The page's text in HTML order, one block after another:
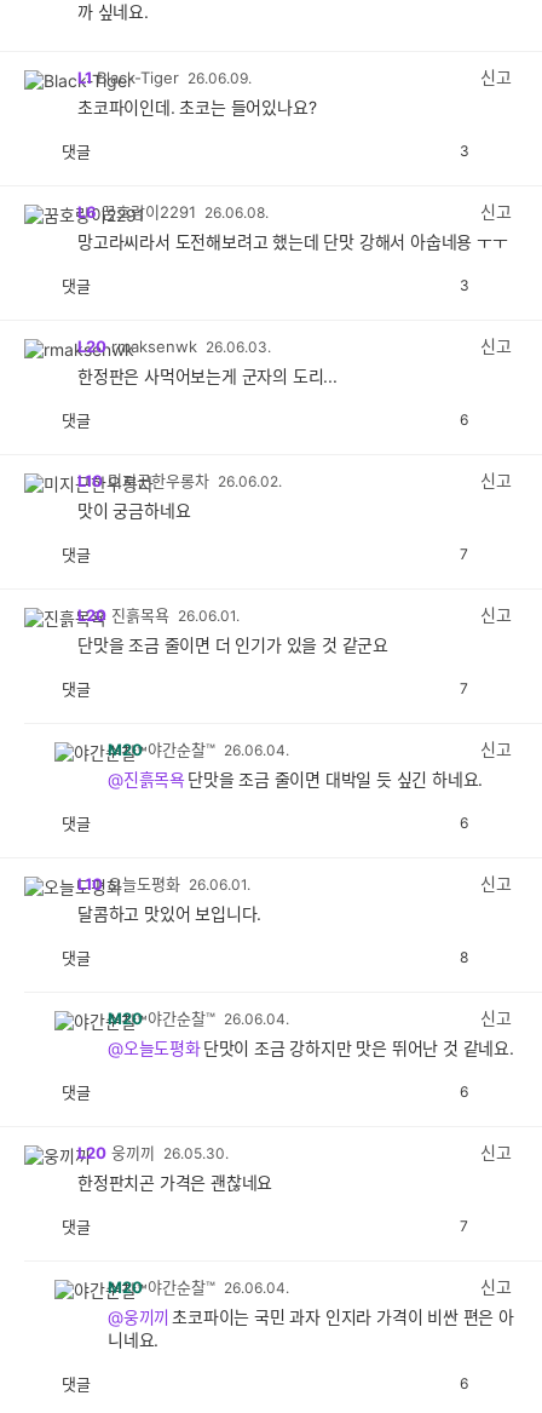
까 싶네요.
L1 Black-Tiger 26.06.09.
신고
초코파이인데. 초코는 들어있나요?
댓글 3
L6 꿈호랑이2291 26.06.08.
신고
망고라씨라서 도전해보려고 했는데 단맛 강해서 아숩네용 ㅜㅜ
댓글 3
L20 rmaksenwk 26.06.03.
신고
한정판은 사먹어보는게 군자의 도리...
댓글 6
L10 미지근한우롱차 26.06.02.
신고
맛이 궁금하네요
댓글 7
L20 진흙목욕 26.06.01.
신고
단맛을 조금 줄이면 더 인기가 있을 것 같군요
댓글 7
M20 야간순찰™ 26.06.04.
신고
@진흙목욕단맛을 조금 줄이면 대박일 듯 싶긴 하네요.
댓글 6
L10 오늘도평화 26.06.01.
신고
달콤하고 맛있어 보입니다.
댓글 8
M20 야간순찰™ 26.06.04.
신고
@오늘도평화단맛이 조금 강하지만 맛은 뛰어난 것 같네요.
댓글 6
L20 웅끼끼 26.05.30.
신고
한정판치곤 가격은 괜찮네요
댓글 7
M20 야간순찰™ 26.06.04.
신고
@웅끼끼 초코파이는 국민 과자 인지라 가격이 비싼 편은 아
니네요.
댓글 6